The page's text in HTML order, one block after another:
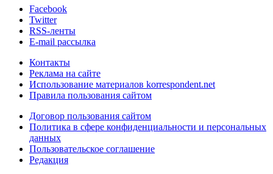
Facebook
Twitter
RSS-ленты
E-mail рассылка
Контакты
Реклама на сайте
Использование материалов korrespondent.net
Правила пользования сайтом
Договор пользования сайтом
Политика в сфере конфиденциальности и персональных
данных
Пользовательское соглашение
Редакция